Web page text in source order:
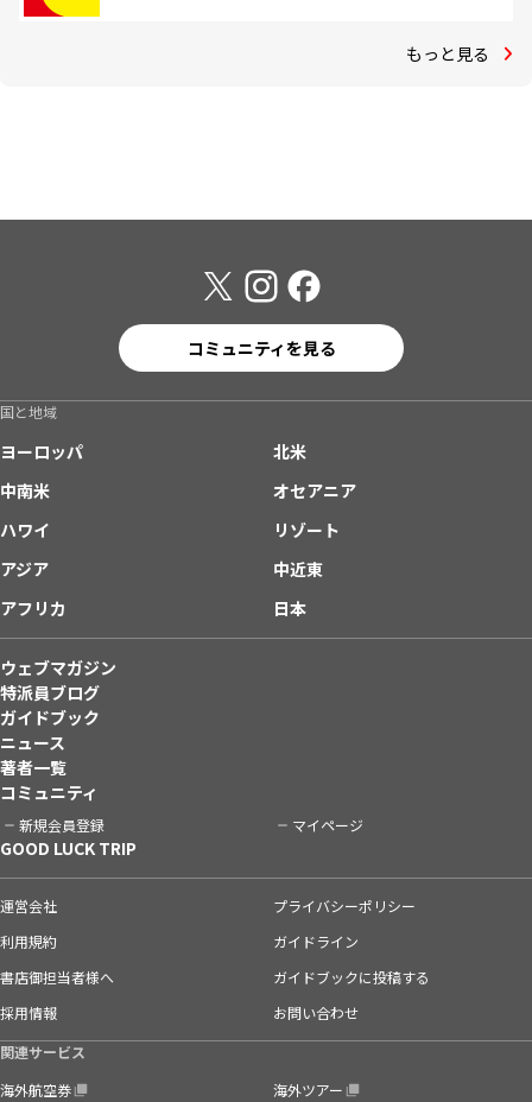
もっと見る
コミュニティを見る
国と地域
ヨーロッパ
北米
中南米
オセアニア
ハワイ
リゾート
アジア
中近東
アフリカ
日本
ウェブマガジン
特派員ブログ
ガイドブック
ニュース
著者一覧
コミュニティ
新規会員登録 マイページ
GOOD LUCK TRIP
運営会社
プライバシーポリシー
利用規約
ガイドライン
書店御担当者様へ
ガイドブックに投稿する
採用情報
お問い合わせ
関連サービス
海外航空券
海外ツアー